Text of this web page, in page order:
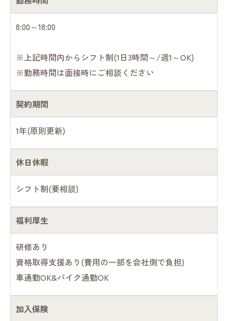
8:00～18:00
※上記時間内からシフト制(1日3時間～/週1～OK)
※勤務時間は面接時にご相談ください
契約期間
1年(原則更新)
休日休暇
シフト制(要相談)
福利厚生
研修あり
資格取得支援あり(費用の一部を会社側で負担)
車通勤OK&バイク通勤OK
加入保険